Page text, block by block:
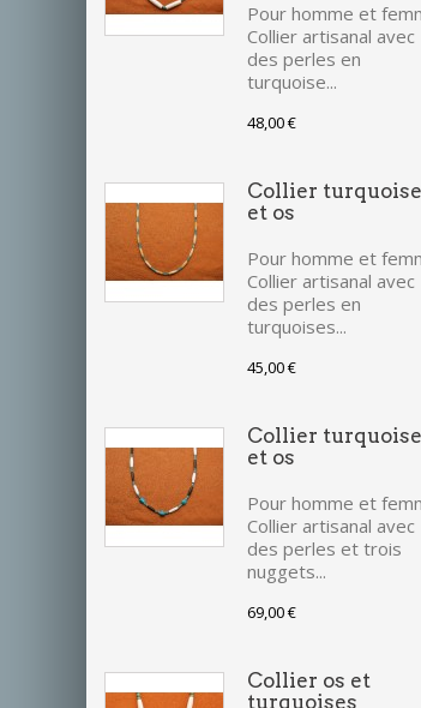
Pour homme et
Collier artisanal avec
des perles en
turquoise...
48,00 €
Collier
et os
Pour homme et
Collier artisanal avec
des perles en
turquoises...
45,00 €
Collier
et os
Pour homme et
Collier artisanal avec
des perles et trois
nuggets...
69,00 €
Collier os et
turquoises